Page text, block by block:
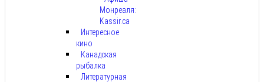
Монреаля:
Kassir.ca
Интересное
кино
Канадская
рыбалка
Литературная